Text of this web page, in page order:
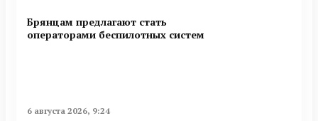
Брянцам предлагают стать
оперaторами бeспилотных систeм
6 августа 2026, 9:24